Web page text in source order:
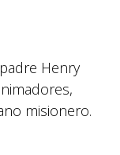
Henry
misionero.